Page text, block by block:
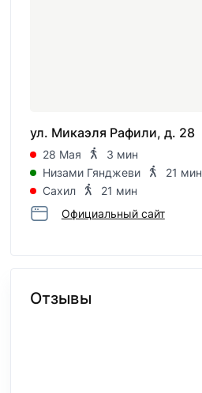
ул. Микаэля Рафили, д. 28
28 Мая
3 мин
Низами Гянджеви
21 мин
Сахил
21 мин
Официальный сайт
Отзывы